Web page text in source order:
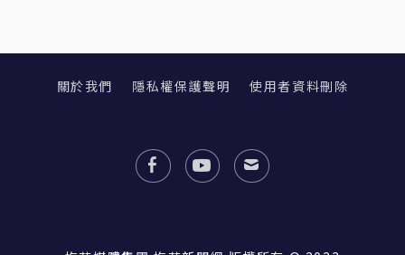
關於我們 隱私權保護聲明 使用者資料刪除